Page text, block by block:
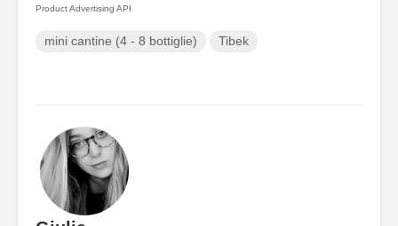
Product Advertising API
mini cantine (4 - 8 bottiglie) Tibek